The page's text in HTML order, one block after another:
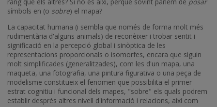
símbols en (o sobre) el mapa?
La capacitat humana (i sembla que només de forma molt més
rudimentària d'alguns animals) de reconèixer i trobar sentit i
significació en la percepció global i sinòptica de les
representacions proporcionals o isomorfes, encara que siguin
molt simplificades (generalitzades), com les d'un mapa, una
maqueta, una fotografia, una pintura figurativa o una peça de
modelisme constitueix el fenomen que possibilita el primer
estrat cognitiu i funcional dels mapes, "sobre" els quals podrem
establir després altres nivell d'informació i relacions, així com